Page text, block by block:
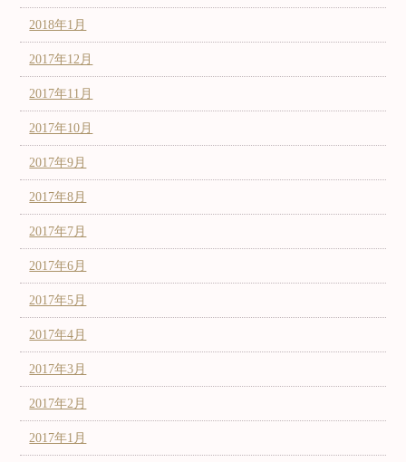
2018年1月
2017年12月
2017年11月
2017年10月
2017年9月
2017年8月
2017年7月
2017年6月
2017年5月
2017年4月
2017年3月
2017年2月
2017年1月